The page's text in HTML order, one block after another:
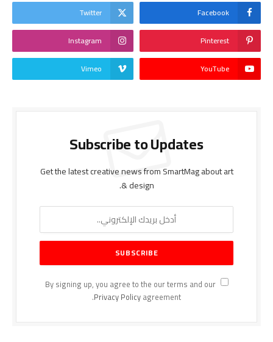
Facebook
Twitter
Pinterest
Instagram
YouTube
Vimeo
Subscribe to Updates
Get the latest creative news from SmartMag about art
& design.
By signing up, you agree to the our terms and our
Privacy Policyagreement.